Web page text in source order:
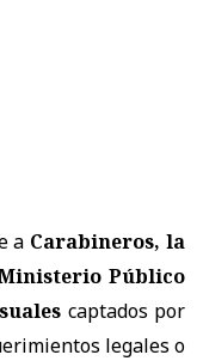
a Carabineros, la
Público
captados por
legales o